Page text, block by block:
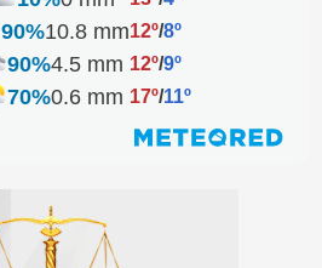
90%10.8 mm12º/8º
90%4.5 mm 12º/9º
70%0.6 mm 17º/11º